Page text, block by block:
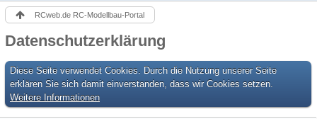
RCweb.de RC-Modellbau-Portal
Datenschutzerklärung
Diese Seite verwendet Cookies. Durch die Nutzung unserer Seite
erklären Sie sich damit einverstanden, dass wir Cookies setzen.
Weitere Informationen